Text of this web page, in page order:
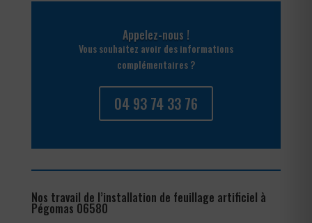
Appelez-nous !
Vous souhaitez avoir des informations
complémentaires ?
04 93 74 33 76
Nos travail de l’installation de feuillage artificiel à
Pégomas 06580